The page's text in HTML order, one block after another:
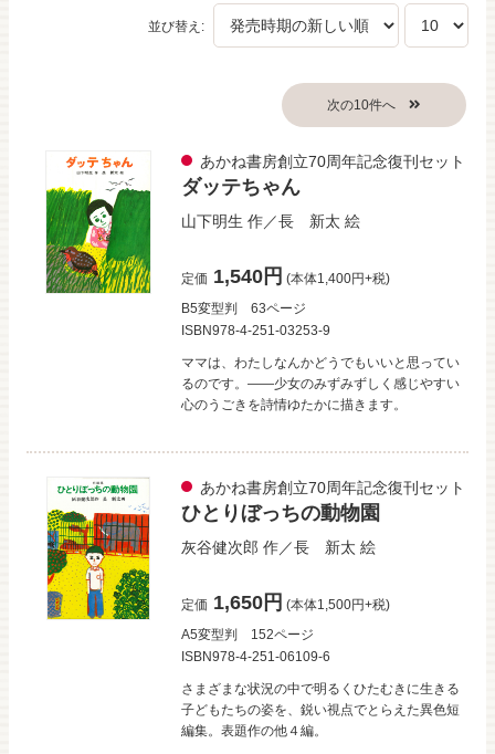
並び替え:
あかね書房創立70周年記念復刊セット
ダッテちゃん
山下明生 作／長 新太 絵
定価 1,540円 (本体1,400円+税)
B5変型判
63ページ
ISBN978-4-251-03253-9
ママは、わたしなんかどうでもいいと思ってい
るのです。――少女のみずみずしく感じやすい
心のうごきを詩情ゆたかに描きます。
あかね書房創立70周年記念復刊セット
ひとりぼっちの動物園
灰谷健次郎 作／長 新太 絵
定価 1,650円 (本体1,500円+税)
A5変型判
152ページ
ISBN978-4-251-06109-6
さまざまな状況の中で明るくひたむきに生きる
子どもたちの姿を、鋭い視点でとらえた異色短
編集。表題作の他４編。